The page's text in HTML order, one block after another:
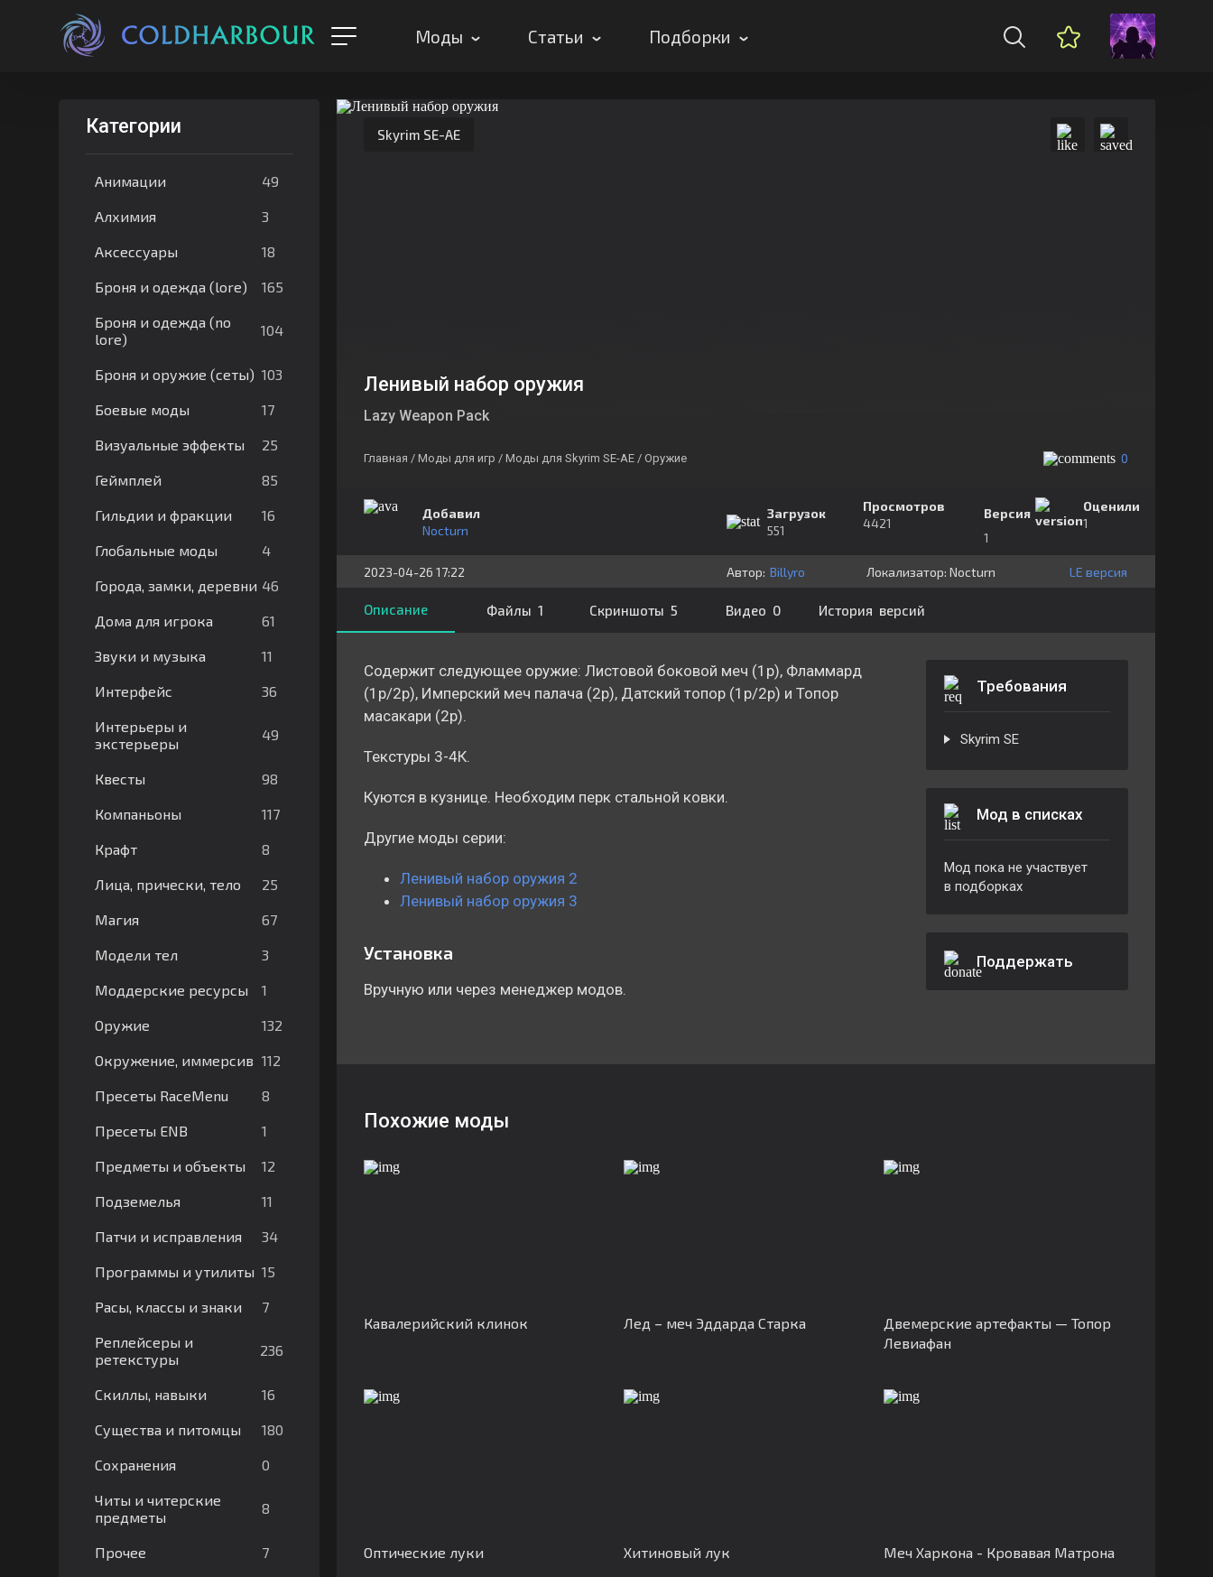
Моды Статьи Подборки
Категории
Анимации 49
Алхимия 3
Аксессуары 18
Броня и одежда (lore) 165
Броня и одежда (no
lore)
104
Броня и оружие (сеты) 103
Боевые моды 17
Визуальные эффекты 25
Геймплей 85
Гильдии и фракции 16
Глобальные моды 4
Города, замки, деревни 46
Дома для игрока 61
Звуки и музыка 11
Интерфейс 36
Интерьеры и
экстерьеры
49
Квесты 98
Компаньоны 117
Крафт 8
Лица, прически, тело 25
Магия 67
Модели тел 3
Моддерские ресурсы 1
Оружие 132
Окружение, иммерсив 112
Пресеты RaceMenu 8
Пресеты ENB 1
Предметы и объекты 12
Подземелья 11
Патчи и исправления 34
Программы и утилиты 15
Расы, классы и знаки 7
Реплейсеры и
ретекстуры
236
Скиллы, навыки 16
Существа и питомцы 180
Сохранения 0
Читы и читерские
предметы
8
Прочее 7
Skyrim SE-AE
Ленивый набор оружия
Lazy Weapon Pack
Главная / Моды для игр / Моды для Skyrim SE-AE / Оружие 0
Добавил
Nocturn
Загрузок
551
Просмотров
4421
Версия
1
Оценили
1
2023-04-26 17:22 Автор: Billyro Локализатор: ⁣⁣⁣Nocturn LE версия
Описание Файлы 1 Скриншоты 5 Видео 0 История версий
Содержит следующее оружие: Листовой боковой меч (1р), Фламмард
(1р/2р), Имперский меч палача (2р), Датский топор (1р/2р) и Топор
масакари (2р).
Текстуры 3-4К.
Куются в кузнице. Необходим перк стальной ковки.
Другие моды серии:
Ленивый набор оружия 2
Ленивый набор оружия 3
Установка
Вручную или через менеджер модов.
Требования
Skyrim SE
Мод в списках
Мод пока не участвует
в подборках
Поддержать
Похожие моды
Кавалерийский клинок Лед – меч Эддарда Старка
Двемерские артефакты — Топор
Левиафан
Оптические луки Хитиновый лук Меч Харкона - Кровавая Матрона